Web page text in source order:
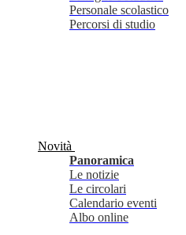
Personale scolastico
Percorsi di studio
Novità
Panoramica
Le notizie
Le circolari
Calendario eventi
Albo online